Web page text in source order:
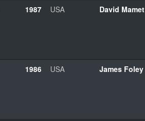
1987 USA David Mamet
1986 USA James Foley